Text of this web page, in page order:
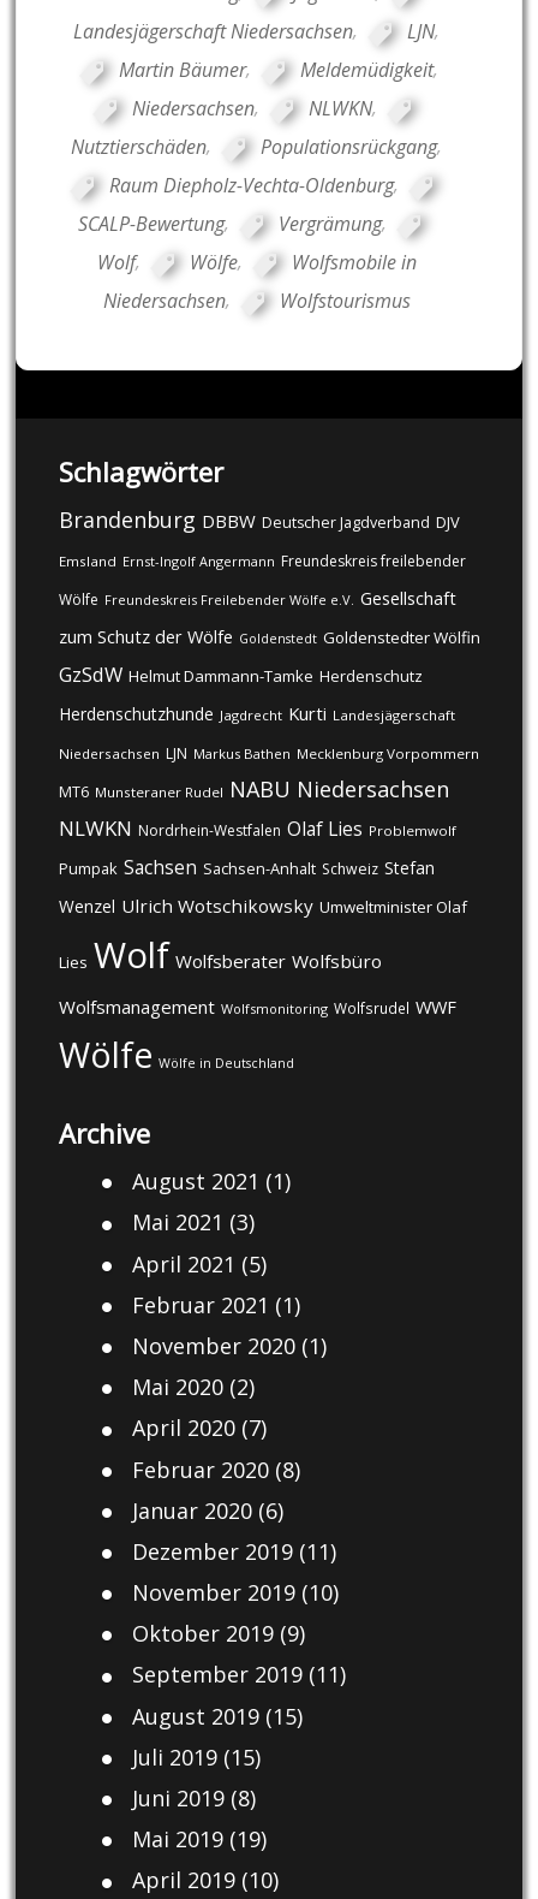
Landesjägerschaft Niedersachsen, LJN,
Martin Bäumer, Meldemüdigkeit,
Niedersachsen, NLWKN,
Nutztierschäden, Populationsrückgang,
Raum Diepholz-Vechta-Oldenburg,
SCALP-Bewertung, Vergrämung,
Wolf, Wölfe,
Wolfsmobile in
Niedersachsen, Wolfstourismus
Schlagwörter
Brandenburg DBBW Deutscher Jagdverband DJV
Emsland Ernst-Ingolf Angermann Freundeskreis freilebender
Wölfe Freundeskreis Freilebender Wölfe e.V. Gesellschaft
zum Schutz der Wölfe Goldenstedt Goldenstedter Wölfin
GzSdW Helmut Dammann-Tamke Herdenschutz
Herdenschutzhunde Jagdrecht Kurti Landesjägerschaft
Niedersachsen LJN Markus Bathen Mecklenburg Vorpommern
MT6 Munsteraner Rudel NABU Niedersachsen
NLWKN Nordrhein-Westfalen Olaf Lies Problemwolf
Pumpak Sachsen Sachsen-Anhalt Schweiz Stefan
Wenzel Ulrich Wotschikowsky Umweltminister Olaf
Lies Wolf Wolfsberater Wolfsbüro
Wolfsmanagement Wolfsmonitoring Wolfsrudel WWF
Wölfe Wölfe in Deutschland
Archive
August 2021 (1)
Mai 2021 (3)
April 2021 (5)
Februar 2021 (1)
November 2020(1)
Mai 2020(2)
April 2020(7)
Februar 2020(8)
Januar 2020(6)
Dezember 2019(11)
November 2019(10)
Oktober 2019(9)
September 2019(11)
August 2019(15)
Juli 2019(15)
Juni 2019(8)
Mai 2019(19)
April 2019(10)